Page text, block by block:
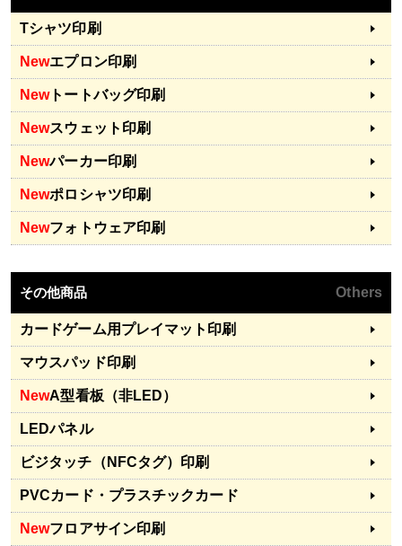
Tシャツ印刷
Newエプロン印刷
Newトートバッグ印刷
Newスウェット印刷
Newパーカー印刷
Newポロシャツ印刷
Newフォトウェア印刷
その他商品 Others
カードゲーム用プレイマット印刷
マウスパッド印刷
NewA型看板（非LED）
LEDパネル
ビジタッチ（NFCタグ）印刷
PVCカード・プラスチックカード
Newフロアサイン印刷